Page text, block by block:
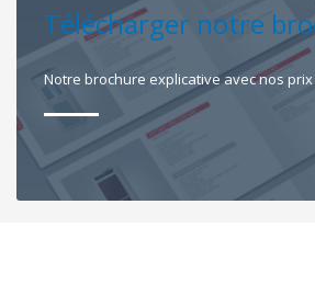
Télécharger notre
Notre brochure explicative avec nos